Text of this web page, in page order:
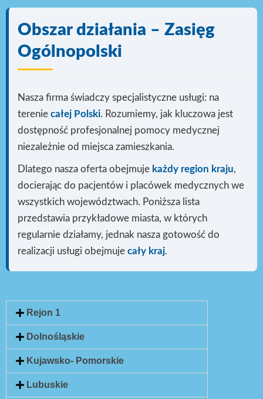
Obszar działania – Zasięg
Ogólnopolski
Nasza firma świadczy specjalistyczne usługi: na
terenie całej Polski. Rozumiemy, jak kluczowa jest
dostępność profesjonalnej pomocy medycznej
niezależnie od miejsca zamieszkania.
Dlatego nasza oferta obejmuje każdy region kraju,
docierając do pacjentów i placówek medycznych we
wszystkich województwach. Poniższa lista
przedstawia przykładowe miasta, w których
regularnie działamy, jednak nasza gotowość do
realizacji usługi obejmuje cały kraj.
Rejon 1
Dolnośląskie
Kujawsko- Pomorskie
Lubuskie